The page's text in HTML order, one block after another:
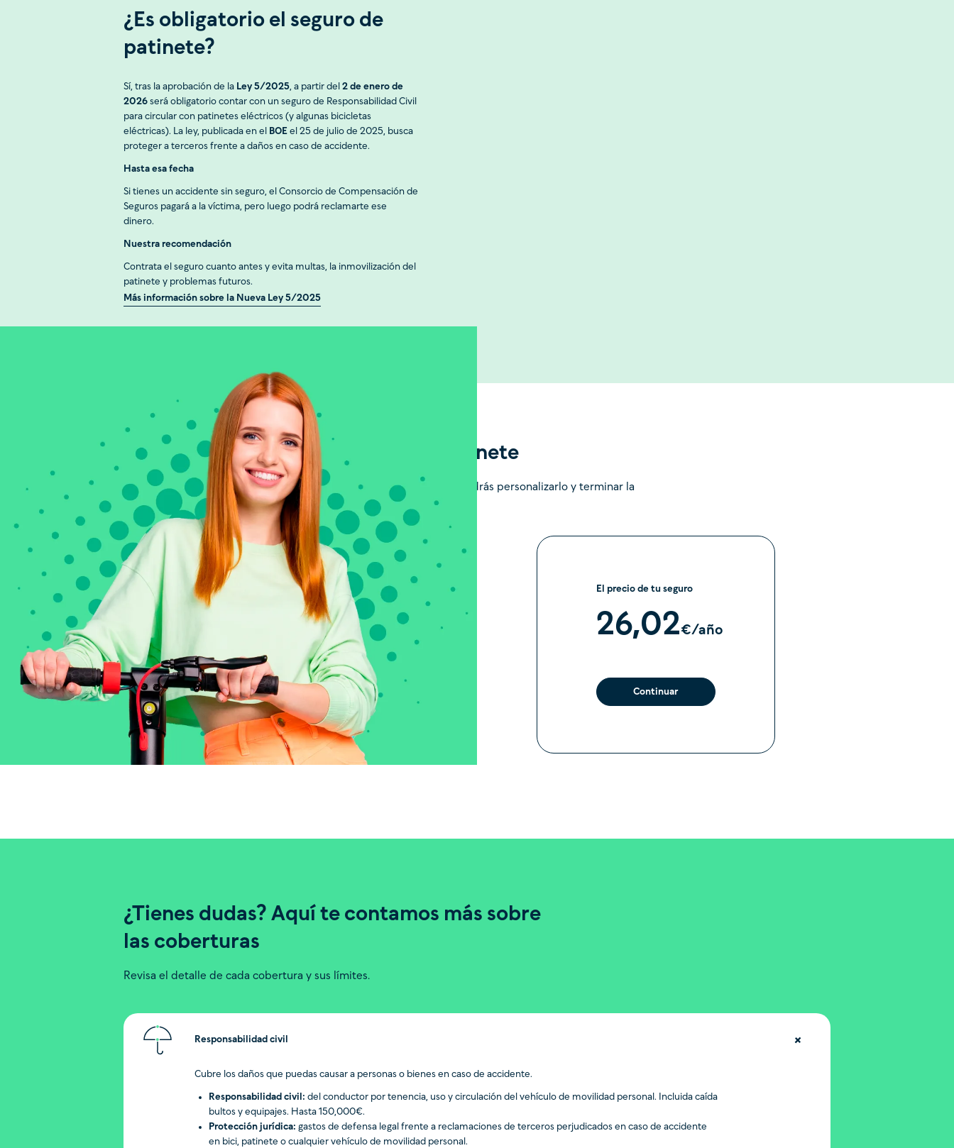
¿Es obligatorio el seguro de
patinete?
Sí, tras la aprobación de la Ley 5/2025, a partir del 2 de enero de
2026 será obligatorio contar con un seguro de Responsabilidad Civil
para circular con patinetes eléctricos (y algunas bicicletas
eléctricas). La ley, publicada en el BOE el 25 de julio de 2025, busca
proteger a terceros frente a daños en caso de accidente.
Hasta esa fecha
Si tienes un accidente sin seguro, el Consorcio de Compensación de
Seguros pagará a la víctima, pero luego podrá reclamarte ese
dinero.
Nuestra recomendación
Contrata el seguro cuanto antes y evita multas, la inmovilización del
patinete y problemas futuros.
Más información sobre la Nueva Ley 5/2025
Calcula el precio de tu seguro de patinete
Configura tu seguro en menos de 1 minuto para ver el precio final. Podrás personalizarlo y terminar la
contratación completamente online.
Tipo de vehículo
Valor de tu vehículo
Seguro a contratar
Ver packs de seguro disponibles
¿Es un vehículo eléctrico? No Si
El precio de tu seguro
26,02€/año
Continuar
¿Tienes dudas? Aquí te contamos más sobre
las coberturas
Revisa el detalle de cada cobertura y sus límites.
Responsabilidad civil
Cubre los daños que puedas causar a personas o bienes en caso de accidente.
Responsabilidad civil: del conductor por tenencia, uso y circulación del vehículo de movilidad personal. Incluida caída
bultos y equipajes. Hasta 150,000€.
Protección jurídica: gastos de defensa legal frente a reclamaciones de terceros perjudicados en caso de accidente
en bici, patinete o cualquier vehículo de movilidad personal.